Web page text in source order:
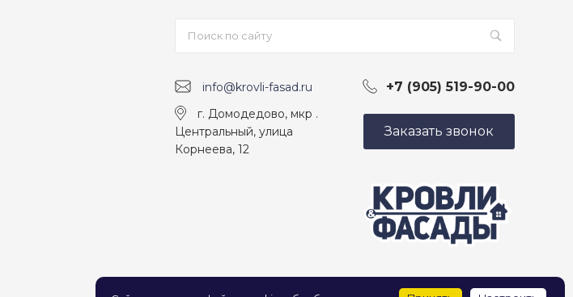
info@krovli-fasad.ru +7 (905) 519-90-00
г. Домодедово, мкр .
Центральный, улица
Корнеева, 12
Заказать звонок